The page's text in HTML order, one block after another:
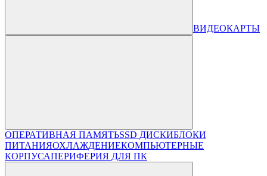
ВИДЕОКАРТЫ
ОПЕРАТИВНАЯ ПАМЯТЬSSD ДИСКИБЛОКИ
ПИТАНИЯОХЛАЖДЕНИЕКОМПЬЮТЕРНЫЕ
КОРПУСАПЕРИФЕРИЯ ДЛЯ ПК